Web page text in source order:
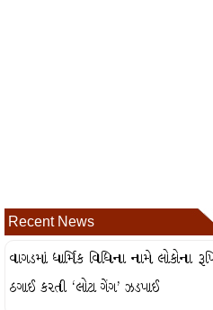
Recent News
વાગડમાં ધાર્મિક વિધિના નામે લોકોના
ઠગાઈ કરતી ‘લોટા ગેંગ’ ઝડપાઈ